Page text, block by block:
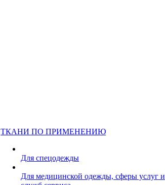
ТКАНИ ПО ПРИМЕНЕНИЮ
Для спецодежды
Для медицинской одежды, сферы услуг и